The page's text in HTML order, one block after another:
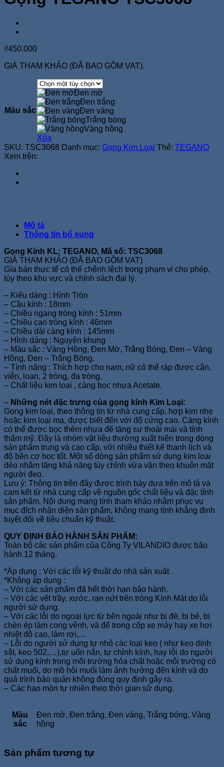
₫450.000
GIÁ THAM KHẢO (ĐÃ BAO GỒM VAT).
Màu sắc
Đen mờ
Đen trắng
Đen vàng
Trắng bóng
Vàng hồng
Xóa
SKU: TSC3068 Danh mục: Gọng Kim Loại Thẻ: TEGANO
Xem trên:
Mô tả
Thông tin bổ sung
Gọng Kính KL: TEGANO, Mã số: TSC3068
GIÁ THAM KHẢO (ĐÃ BAO GỒM VAT)
Gía bán thực tế có thể chênh lệch trong phạm vi cho phép,
tùy theo khu vực và chính sách đại lý.
– Kiểu dáng : Hình Tròn
– Cầu kính : 18mm
– Chiều ngang tròng kính : 51mm
– Chiều cao tròng kính : 46mm
– Chiều dài càng kính : 145mm
– Hình dáng : Nguyên khung
– Màu sắc : Vàng Hồng, Đen Mờ, Trắng Bóng, Đen – Vàng
Hồng, Đen – Trắng Bóng.
– Tính năng : Thích hợp cho nam, nữ có thể ráp được cận,
viễn, loạn, 2 tròng, đa tròng.
– Chất liệu kim loại , càng bọc nhựa Acetate.
– Những nét đặc trưng của gọng kính Kim Loại:
Gọng kim loại, theo thông tin từ nhà cung cấp, hợp kim nhẹ
hoặc kim loại mạ, được biết đến với độ cứng cao. Càng kính
có thể được bọc thêm nhựa để tăng sự thoải mái và tính
thẩm mỹ. Đây là nhóm vật liệu thường xuất hiện trong dòng
sản phẩm trung và cao cấp, với nhiều thiết kế thanh lịch và
độ bền cơ học tốt. Một số dòng sản phẩm sử dụng kim loại
dẻo nhằm tăng khả năng tùy chỉnh vừa vặn theo khuôn mặt
người đeo.
Lưu ý: Thông tin trên đây được trình bày dựa trên mô tả và
cam kết từ nhà cung cấp về nguồn gốc chất liệu và đặc tính
sản phẩm. Nội dung mang tính tham khảo nhằm phục vụ
mục đích nhận diện sản phẩm, không mang tính khẳng định
tuyệt đối về tiêu chuẩn kỹ thuật.
QUY ĐỊNH BẢO HÀNH SẢN PHẨM:
Toàn bộ các sản phẩm của Công Ty VILANDIO được bảo
hành 12 tháng.
*Áp dụng : Với các lỗi kỹ thuật do nhà sản xuất .
*Không áp dụng :
– Với các sản phẩm đã hết thời hạn bảo hành.
– Với các vết trầy, xước, rạn nứt trên tròng Kính Mát do lỗi
người sử dụng.
– Với các lỗi do ngoại lực từ bên ngoài như bị đè, bị bẻ, bị
chèn ép làm cong vênh, và để trong cốp xe máy hay xe hơi
nhiệt độ cao, làm rơi,…
– Lỗi do người sử dụng tự nhỏ các loại keo ( như keo dính
sắt, keo 502,…),tự uốn nắn, tự chỉnh kính, hay lỗi do người
sử dụng kính trong môi trường hóa chất hoặc môi trường có
chất muối, do mồ hôi muối làm ảnh hưởng đến kính và do
quá trình bảo quản không đúng quy định gây ra.
– Các hao mòn tự nhiên theo thời gian sử dụng.
Màu
sắc
Đen mờ, Đen trắng, Đen vàng, Trắng bóng, Vàng
hồng
Sản phẩm tương tự